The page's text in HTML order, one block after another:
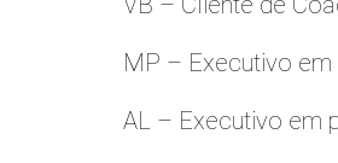
MP – Executivo
AL – Executivo em